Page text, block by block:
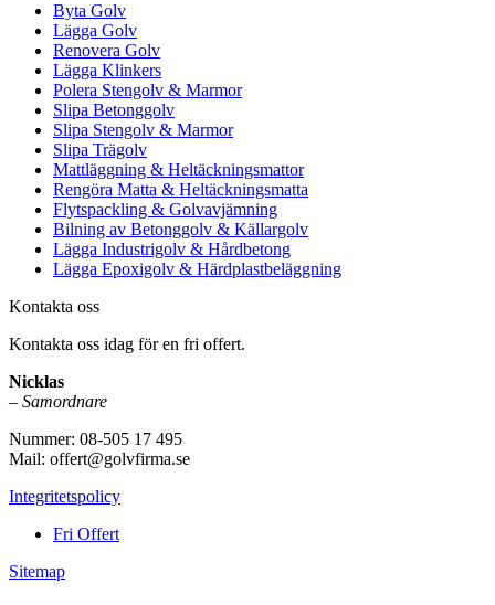
Byta Golv
Lägga Golv
Renovera Golv
Lägga Klinkers
Polera Stengolv & Marmor
Slipa Betonggolv
Slipa Stengolv & Marmor
Slipa Trägolv
Mattläggning & Heltäckningsmattor
Rengöra Matta & Heltäckningsmatta
Flytspackling & Golvavjämning
Bilning av Betonggolv & Källargolv
Lägga Industrigolv & Hårdbetong
Lägga Epoxigolv & Härdplastbeläggning
Kontakta oss
Kontakta oss idag för en fri offert.
Nicklas
– Samordnare
Nummer: 08-505 17 495
Mail: offert@golvfirma.se
Integritetspolicy
Fri Offert
Sitemap